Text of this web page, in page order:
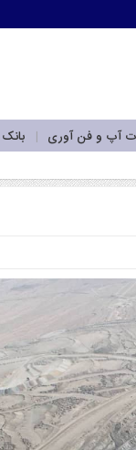
آپ و فن آوری